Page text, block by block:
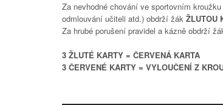
Za nevhodné chování ve sportovním
odmlouvání učiteli atd.) obdrží žák ŽLUTOU
Za hrubé porušení pravidel a kázně obdrží
3 ŽLUTÉ KARTY = ČERVENÁ KARTA
3 ČERVENÉ KARTY = VYLOUČENÍ Z